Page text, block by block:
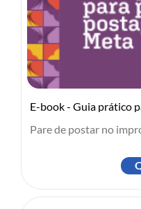
Pare de postar no